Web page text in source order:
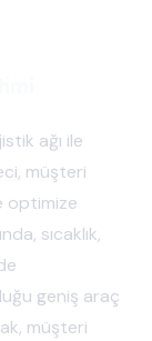
ağı ile
müşteri
optimize
sıcaklık,
geniş araç
müşteri